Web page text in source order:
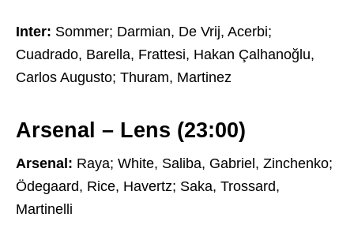
Inter: Sommer; Darmian, De Vrij, Acerbi;
Cuadrado, Barella, Frattesi, Hakan Çalhanoğlu,
Carlos Augusto; Thuram, Martinez
Arsenal – Lens (23:00)
Arsenal: Raya; White, Saliba, Gabriel, Zinchenko;
Ödegaard, Rice, Havertz; Saka, Trossard,
Martinelli